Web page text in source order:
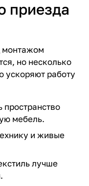
приезда
монтажом
но несколько
ускоряют работу
мебель.
и живые
лучше